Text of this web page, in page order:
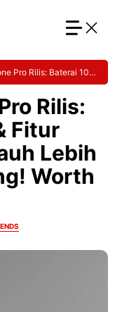
Pro Rilis: Baterai 100
Rilis:
Fitur
Lebih
Worth